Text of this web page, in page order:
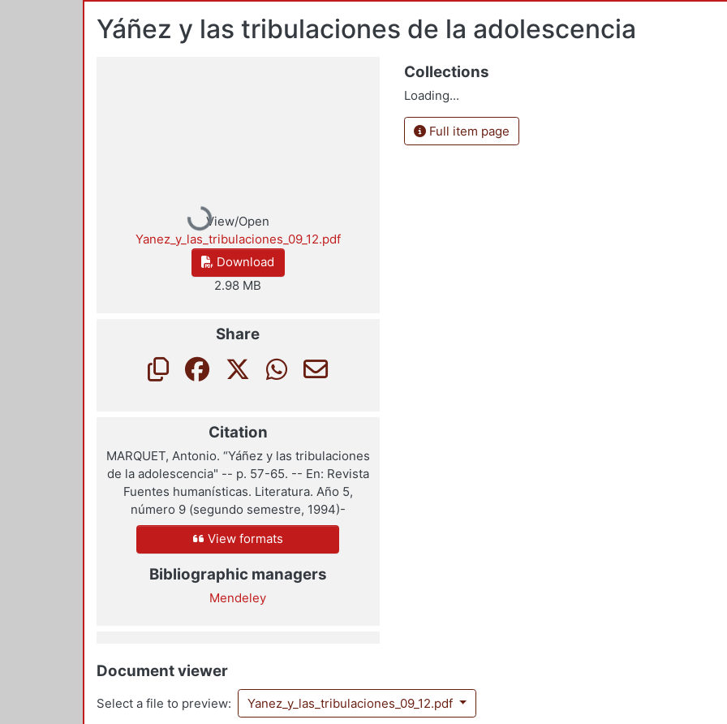
Yáñez y las tribulaciones de la adolescencia
Loading...
View/Open
Yanez_y_las_tribulaciones_09_12.pdf
Download
2.98 MB
Share
Citation
MARQUET, Antonio. “Yáñez y las tribulaciones
de la adolescencia" -- p. 57-65. -- En: Revista
Fuentes humanísticas. Literatura. Año 5,
número 9 (segundo semestre, 1994)-
View formats
Bibliographic managers
Mendeley
Collections
Loading...
Full item page
Document viewer
Select a file to preview: Yanez_y_las_tribulaciones_09_12.pdf